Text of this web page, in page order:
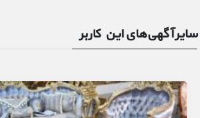
سایر آگهی‌های این کاربر